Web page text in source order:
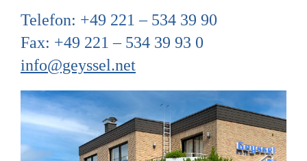
Telefon: +49 221 – 534 39 90
Fax: +49 221 – 534 39 93 0
info@geyssel.net